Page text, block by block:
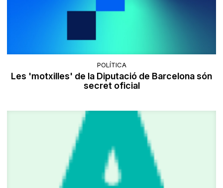
POLÍTICA
Les 'motxilles' de la Diputació de Barcelona són
secret oficial